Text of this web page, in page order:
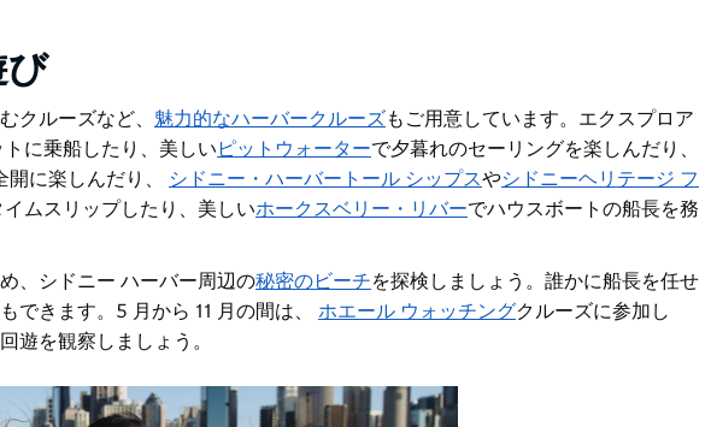
び
クルーズなど、 魅力的なハーバークルーズ もご用意しています。エクスプロア
に乗船したり、美しい ピットウォーターで夕暮れのセーリングを楽​​しんだり、
開に楽しんだり 、 シドニー・ハーバートール シップスやシドニーヘリテージ フ
ムスリップしたり 、美しいホークスベリー・リバーでハウスボートの船長を務
、 シドニー ハーバー周辺の秘密のビーチを探検しましょう 。誰かに船長を任せ
できます。5 月から 11 月の間は、
ホエール ウォッチングクルーズに参加し
遊を観察しましょう。